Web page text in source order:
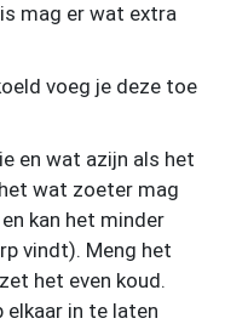
mag er wat extra
voeg je deze toe
en wat azijn als het
wat zoeter mag
kan het minder
vindt). Meng het
het even koud.
elkaar in te laten